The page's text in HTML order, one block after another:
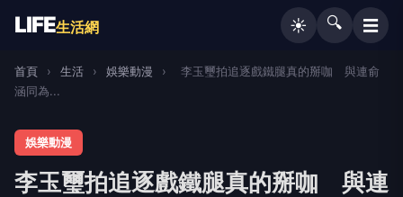
LIFE生活網 ☀️ 🔍 ☰
首頁 › 生活 › 娛樂動漫 ›
李玉璽拍追逐戲鐵腿真的掰咖 與連俞
涵同為...
娛樂動漫
李玉璽拍追逐戲鐵腿真的掰咖 與連